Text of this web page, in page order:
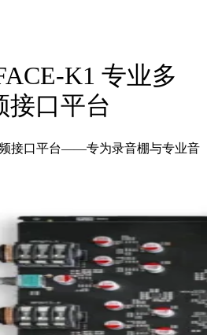
K1 专业多
接口平台
频接口平台——专为录音棚与专业音